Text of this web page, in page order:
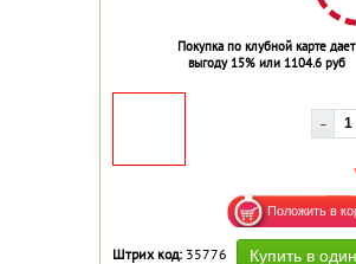
Покупка по клубной карте дает
выгоду 15% или 1104.6 руб
Штрих код: 35776